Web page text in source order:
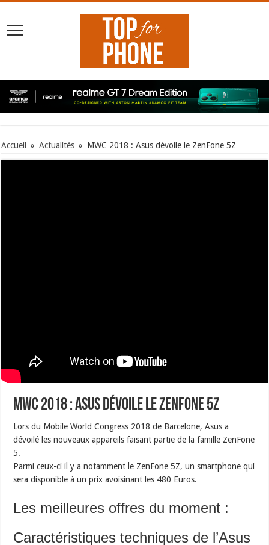
Accueil » Actualités » MWC 2018 : Asus dévoile le ZenFone 5Z
MWC 2018 : Asus dévoile le ZenFone 5Z
Lors du Mobile World Congress 2018 de Barcelone, Asus a
dévoilé les nouveaux appareils faisant partie de la famille ZenFone
5.
Parmi ceux-ci il y a notamment le ZenFone 5Z, un smartphone qui
sera disponible à un prix avoisinant les 480 Euros.
Les meilleures offres du moment :
Caractéristiques techniques de l’Asus